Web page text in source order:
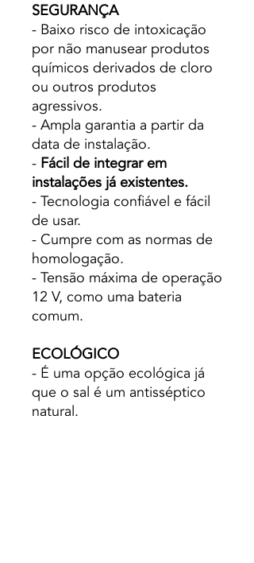
SEGURANÇA
- Baixo risco de intoxicação
por não manusear produtos
químicos derivados de cloro
ou outros produtos
agressivos.
- Ampla garantia a partir da
data de instalação.
- Fácil de integrar em
instalações já existentes.
- Tecnologia confiável e fácil
de usar.
- Cumpre com as normas de
homologação.
- Tensão máxima de operação
12 V, como uma bateria
comum.
ECOLÓGICO
- É uma opção ecológica já
que o sal é um antisséptico
natural.